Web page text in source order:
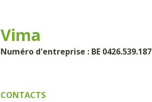
Vima
Numéro d'entreprise : BE 0426.539.187
CONTACTS